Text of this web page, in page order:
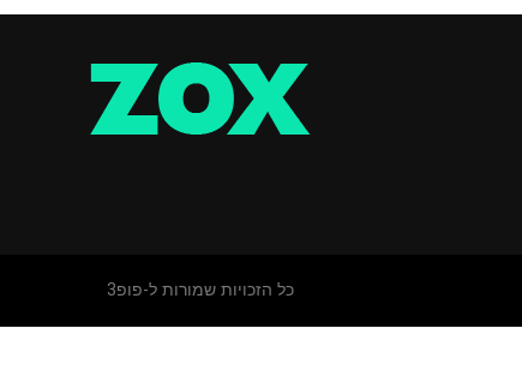
כל הזכויות שמורות ל-פופ3